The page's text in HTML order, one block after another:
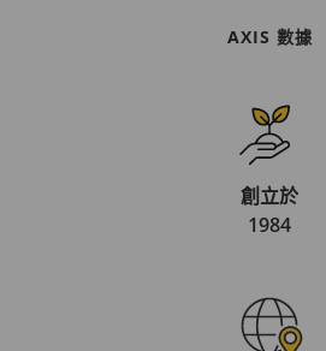
AXIS 數據
創立於
1984